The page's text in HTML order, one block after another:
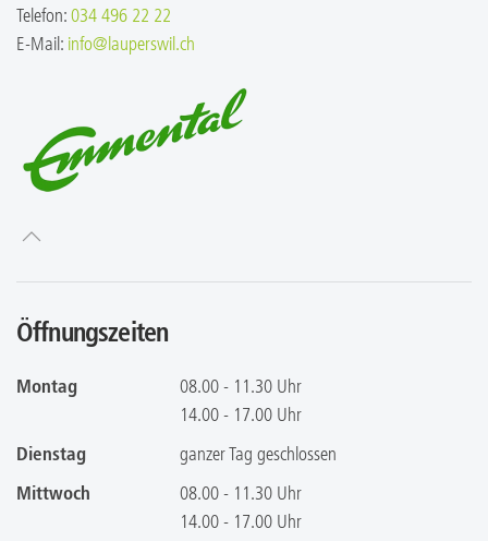
Telefon: 034 496 22 22
E-Mail: info@lauperswil.ch
Öffnungszeiten
Montag
08.00 - 11.30 Uhr
14.00 - 17.00 Uhr
Dienstag
ganzer Tag geschlossen
Mittwoch
08.00 - 11.30 Uhr
14.00 - 17.00 Uhr